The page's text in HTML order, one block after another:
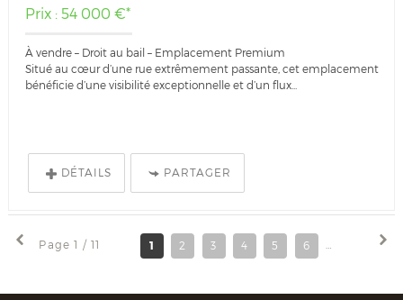
Prix : 54 000 €*
À vendre – Droit au bail – Emplacement Premium
Situé au cœur d’une rue extrêmement passante, cet emplacement
bénéficie d’une visibilité exceptionnelle et d’un flux...
DÉTAILS PARTAGER
Page 1 / 11 1 2 3 4 5 6